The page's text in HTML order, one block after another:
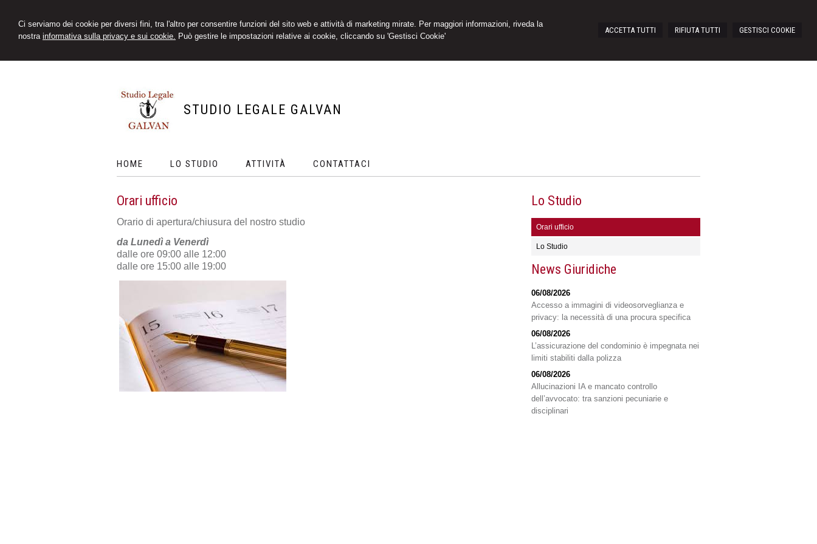
Ci serviamo dei cookie per diversi fini, tra l'altro per consentire funzioni del sito web e attività di marketing mirate. Per maggiori informazioni, riveda la
nostra informativa sulla privacy e sui cookie. Può gestire le impostazioni relative ai cookie, cliccando su 'Gestisci Cookie'
ACCETTA TUTTI RIFIUTA TUTTI GESTISCI COOKIE
STUDIO LEGALE GALVAN
HOME LO STUDIO ATTIVITÀ CONTATTACI
Orari ufficio
Orario di apertura/chiusura del nostro studio
da Lunedì a Venerdì
dalle ore 09:00 alle 12:00
dalle ore 15:00 alle 19:00
Lo Studio
Orari ufficio
Lo Studio
News Giuridiche
06/08/2026
Accesso a immagini di videosorveglianza e
privacy: la necessità di una procura specifica
06/08/2026
L’assicurazione del condominio è impegnata nei
limiti stabiliti dalla polizza
06/08/2026
Allucinazioni IA e mancato controllo
dell’avvocato: tra sanzioni pecuniarie e
disciplinari